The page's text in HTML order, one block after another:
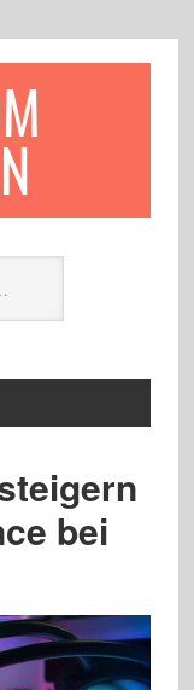
bei